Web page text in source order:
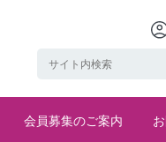
会員募集のご案内